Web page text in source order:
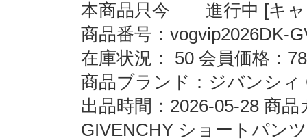
本商品只今 進行中 [キャ
商品番号：vogvip2026DK-
在庫状況： 50 会員価格：
商品ブランド：ジバンシィ
出品時間：2026-05-28 商
GIVENCHY ショートパン